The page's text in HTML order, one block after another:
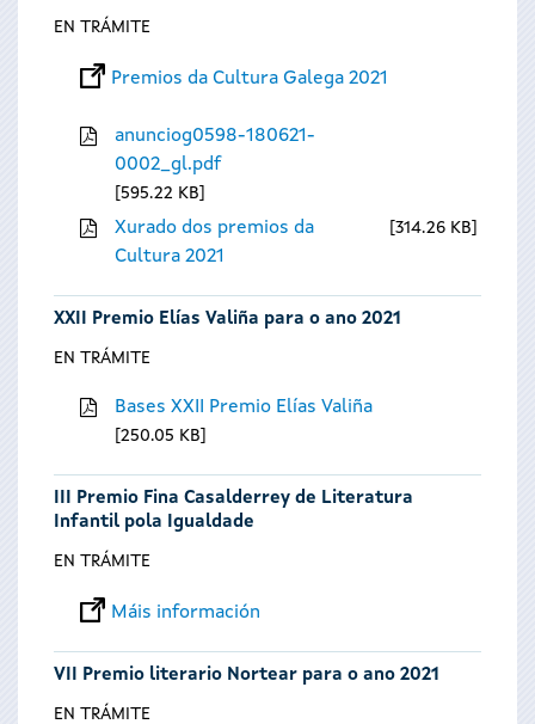
EN TRÁMITE
Premios da Cultura Galega 2021
anunciog0598-180621-
0002_gl.pdf
595.22 KB
Xurado dos premios da
Cultura 2021
314.26 KB
XXII Premio Elías Valiña para o ano 2021
EN TRÁMITE
Bases XXII Premio Elías Valiña
250.05 KB
III Premio Fina Casalderrey de Literatura
Infantil pola Igualdade
EN TRÁMITE
Máis información
VII Premio literario Nortear para o ano 2021
EN TRÁMITE